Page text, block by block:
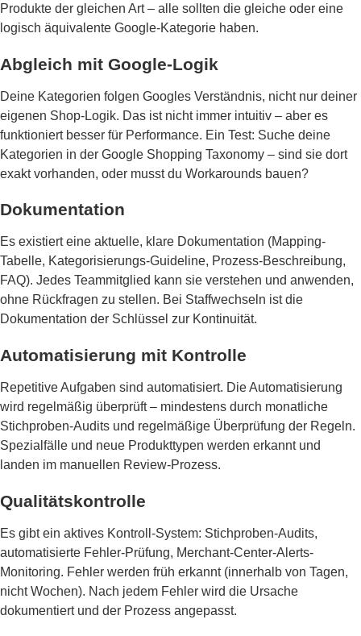
Produkte der gleichen Art – alle sollten die gleiche oder eine
logisch äquivalente Google-Kategorie haben.
Abgleich mit Google-Logik
Deine Kategorien folgen Googles Verständnis, nicht nur deiner
eigenen Shop-Logik. Das ist nicht immer intuitiv – aber es
funktioniert besser für Performance. Ein Test: Suche deine
Kategorien in der Google Shopping Taxonomy – sind sie dort
exakt vorhanden, oder musst du Workarounds bauen?
Dokumentation
Es existiert eine aktuelle, klare Dokumentation (Mapping-
Tabelle, Kategorisierungs-Guideline, Prozess-Beschreibung,
FAQ). Jedes Teammitglied kann sie verstehen und anwenden,
ohne Rückfragen zu stellen. Bei Staffwechseln ist die
Dokumentation der Schlüssel zur Kontinuität.
Automatisierung mit Kontrolle
Repetitive Aufgaben sind automatisiert. Die Automatisierung
wird regelmäßig überprüft – mindestens durch monatliche
Stichproben-Audits und regelmäßige Überprüfung der Regeln.
Spezialfälle und neue Produkttypen werden erkannt und
landen im manuellen Review-Prozess.
Qualitätskontrolle
Es gibt ein aktives Kontroll-System: Stichproben-Audits,
automatisierte Fehler-Prüfung, Merchant-Center-Alerts-
Monitoring. Fehler werden früh erkannt (innerhalb von Tagen,
nicht Wochen). Nach jedem Fehler wird die Ursache
dokumentiert und der Prozess angepasst.